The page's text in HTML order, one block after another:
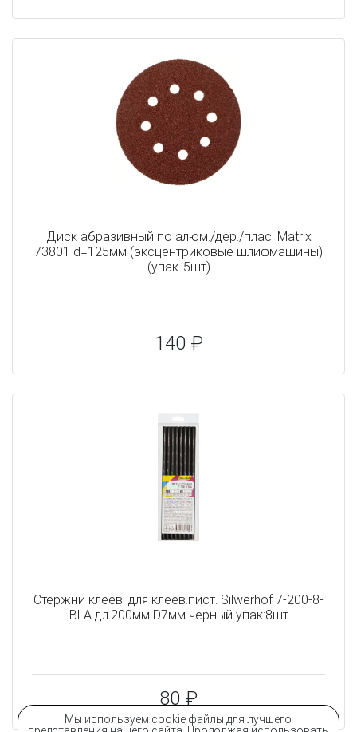
Мы используем cookie файлы для лучшего
Диск абразивный по алюм./дер./плас. Matrix
73801 d=125мм (эксцентриковые шлифмашины)
(упак.:5шт)
140 ₽
Cтержни клеев. для клеев.пист. Silwerhof 7-200-8-
BLA дл.200мм D7мм черный упак:8шт
80 ₽